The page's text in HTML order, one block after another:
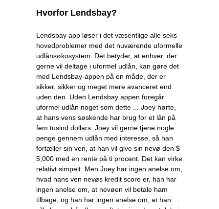
Hvorfor Lendsbay?
Lendsbay app løser i det væsentlige alle seks
hovedproblemer med det nuværende uformelle
udlånsøkosystem. Det betyder, at enhver, der
gerne vil deltage i uformel udlån, kan gøre det
med Lendsbay-appen på en måde, der er
sikker, sikker og meget mere avanceret end
uden den. Uden Lendsbay appen foregår
uformel udlån noget som dette ... Joey hørte,
at hans vens søskende har brug for et lån på
fem tusind dollars. Joey vil gerne tjene nogle
penge gennem udlån med interesse, så han
fortæller sin ven, at han vil give sin nevø den $
5,000 med en rente på ti procent. Det kan virke
relativt simpelt. Men Joey har ingen anelse om,
hvad hans ven nevøs kredit score er, han har
ingen anelse om, at nevøen vil betale ham
tilbage, og han har ingen anelse om, at han